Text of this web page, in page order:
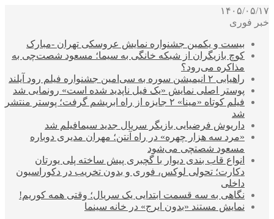
۱۴۰۵/۰۵/۱۷
خبر فوری
بیست و یکمین جشنواره نمایش عروسکی تهران -مبارک
کوچ بازیگران از شبکه خانگی به سیما؛ مسعود شصت‌چی به
مذاکره می‌رود؟
راهیابی ۲ انیمیشن سوره به سی‌امین جشنواره فیلم رود آیلند
پوستر اصلی نمایش «یک فیل ناپدید شده است» رونمایی شد
فیلم کوتاه «مینا» ۲ جایزه از راه ابریشم گرفت؛ پوستر منتشر
شد
داریوش فرضیایی بازیگر سریال جدید سیمافیلم شد
«مرد سه هزار چهره» در راه آنتن؛ مهران مدیری دوباره
مسعود شصتچی می‌شود
انواع قاب بندی دیوار با گچبری پیش ساخته پلی یورتان
دکارت؛ تحولی لوکس، فوری و بدون تخریب در دکوراسیون
داخلی
نگاهی به سه قسمت ابتدایی یک سریال؛ وقتی همه کوریم!
نمایش مستند «بدون ایرج» در خانه سینما